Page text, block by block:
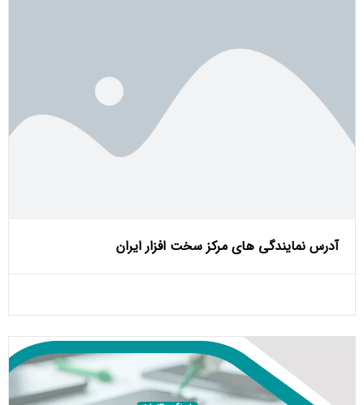
آدرس نمایندگی های مرکز سخت افزار ایران